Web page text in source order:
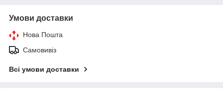
Умови доставки
Нова Пошта
Самовивіз
Всі умови доставки